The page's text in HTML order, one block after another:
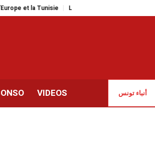
la Tunisie La musique italienne en force dans
VIDEOS أنباء تونس